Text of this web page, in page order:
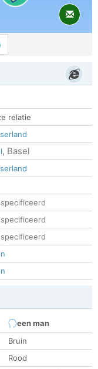
relatie
, Basel
een man
Bruin
Rood